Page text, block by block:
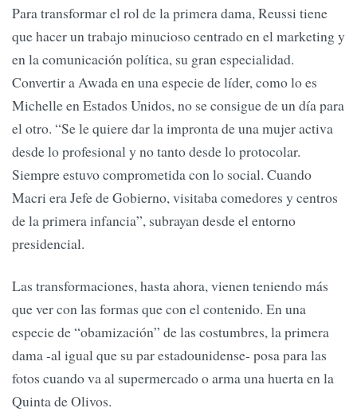
Para transformar el rol de la primera dama, Reussi tiene
que hacer un trabajo minucioso centrado en el marketing y
en la comunicación política, su gran especialidad.
Convertir a Awada en una especie de líder, como lo es
Michelle en Estados Unidos, no se consigue de un día para
el otro. “Se le quiere dar la impronta de una mujer activa
desde lo profesional y no tanto desde lo protocolar.
Siempre estuvo comprometida con lo social. Cuando
Macri era Jefe de Gobierno, visitaba comedores y centros
de la primera infancia”, subrayan desde el entorno
presidencial.
Las transformaciones, hasta ahora, vienen teniendo más
que ver con las formas que con el contenido. En una
especie de “obamización” de las costumbres, la primera
dama -al igual que su par estadounidense- posa para las
fotos cuando va al supermercado o arma una huerta en la
Quinta de Olivos.